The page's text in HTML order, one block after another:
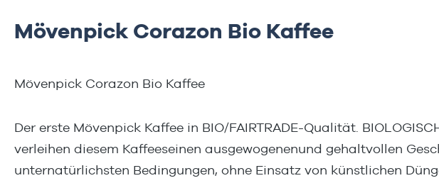
Mövenpick Corazon Bio Kaffee
Mövenpick Corazon Bio Kaffee
Der erste Mövenpick Kaffee in BIO/FAIRTRADE-Qualität.
verleihen diesem Kaffeeseinen ausgewogenenund gehaltvollen
unternatürlichsten Bedingungen, ohne Einsatz von künstlichen